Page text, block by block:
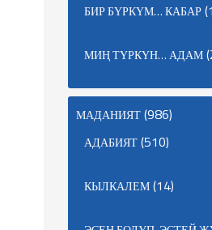
БИР БҮРКҮМ… КАБАР
МИҢ ТҮРКҮН… АДАМ
МАДАНИЯТ(986)
АДАБИЯТ(510)
КЫЛКАЛЕМ(14)